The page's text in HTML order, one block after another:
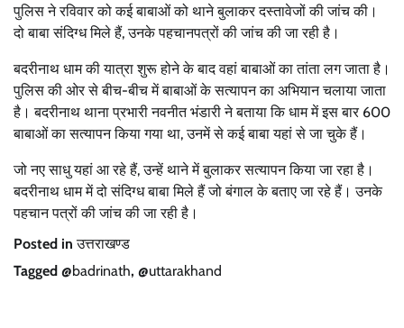
पुलिस ने रविवार को कई बाबाओं को थाने बुलाकर दस्तावेजों की जांच की।
दो बाबा संदिग्ध मिले हैं, उनके पहचानपत्रों की जांच की जा रही है।
बदरीनाथ धाम की यात्रा शुरू होने के बाद वहां बाबाओं का तांता लग जाता है।
पुलिस की ओर से बीच-बीच में बाबाओं के सत्यापन का अभियान चलाया जाता
है। बदरीनाथ थाना प्रभारी नवनीत भंडारी ने बताया कि धाम में इस बार 600
बाबाओं का सत्यापन किया गया था, उनमें से कई बाबा यहां से जा चुके हैं।
जो नए साधु यहां आ रहे हैं, उन्हें थाने में बुलाकर सत्यापन किया जा रहा है।
बदरीनाथ धाम में दो संदिग्ध बाबा मिले हैं जो बंगाल के बताए जा रहे हैं। उनके
पहचान पत्रों की जांच की जा रही है।
Posted inउत्तराखण्ड
Tagged @badrinath, @uttarakhand